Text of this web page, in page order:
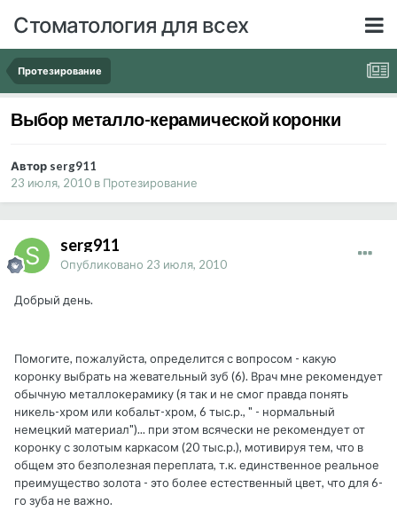
Стоматология для всех
Протезирование
Выбор металло-керамической коронки
Автор serg911
23 июля, 2010 в Протезирование
serg911
Опубликовано 23 июля, 2010
Добрый день.
Помогите, пожалуйста, определится с вопросом - какую
коронку выбрать на жевательный зуб (6). Врач мне рекомендует
обычную металлокерамику (я так и не смог правда понять
никель-хром или кобальт-хром, 6 тыс.р., " - нормальный
немецкий материал")... при этом всячески не рекомендует от
коронку с золотым каркасом (20 тыс.р.), мотивируя тем, что в
общем это безполезная переплата, т.к. единственное реальное
преимущество золота - это более естественный цвет, что для 6-
го зуба не важно.